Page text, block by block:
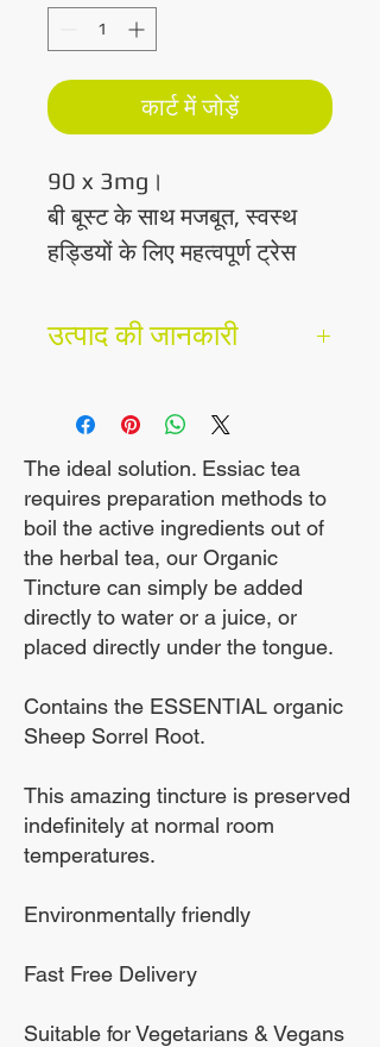
कार्ट में जोड़ें
90 x 3mg।
बी बूस्ट के साथ मजबूत, स्वस्थ
हड्डियों के लिए महत्वपूर्ण ट्रेस
रखरखाव में एक बड़ी भूमिका के
मिलना मुश्किल हो सकता है।
उत्पाद की जानकारी
संरचनात्मक समर्थन
हड्डी की मजबूती का समर्थन
करता है
कैल्शियम और मैग्नीशियम के
साथ काम करता है
एक आहार अनुपूरक
कोई भराव नहीं
ट्रेस खनिज है जो कैल्शियम,
मैग्नीशियम और फास्फोरस
चयापचय को प्रभावित करता है।
बोरॉन जानवरों में हड्डियों की
करने के लिए जाना जाता है
The ideal solution. Essiac tea
requires preparation methods to
boil the active ingredients out of
the herbal tea, our Organic
Tincture can simply be added
directly to water or a juice, or
placed directly under the tongue.
Contains the ESSENTIAL organic
Sheep Sorrel Root.
This amazing tincture is preserved
indefinitely at normal room
temperatures.
Environmentally friendly
Fast Free Delivery
Suitable for Vegetarians & Vegans